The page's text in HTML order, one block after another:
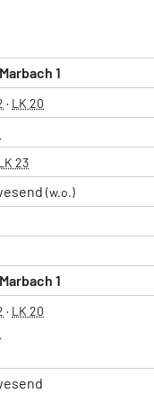
1
· LK 20
23
(w.o.)
1
· LK 20